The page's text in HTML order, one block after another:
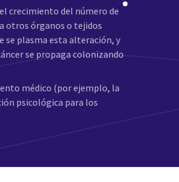
crecimiento del número de
otros órganos o tejidos
se plasma esta alteración, y
se propaga colonizando
médico (por ejemplo, la
psicológica para los